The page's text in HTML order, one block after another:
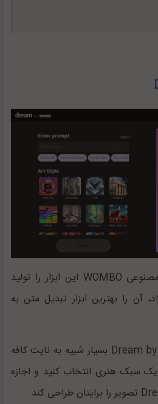
WOMBO این ابزار را تولید
آن را بهترین ابزار تبدیل متن به
Dream بسیار شبیه به نایت کافه
سبک هنری انتخاب کنید و اجازه
تصویر را برایتان طراحی کند.